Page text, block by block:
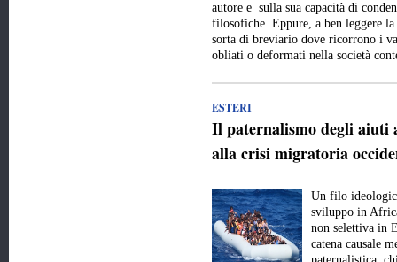
autore e sulla sua capacità di
filosofiche. Eppure, a ben leggere la
sorta di breviario dove ricorrono i
obliati o deformati nella società
ESTERI
Il paternalismo degli aiuti
alla crisi migratoria
Un filo
sviluppo in
non selettiva in
catena causale